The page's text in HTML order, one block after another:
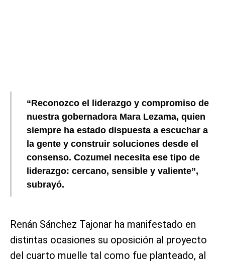
“Reconozco el liderazgo y compromiso de
nuestra gobernadora Mara Lezama, quien
siempre ha estado dispuesta a escuchar a
la gente y construir soluciones desde el
consenso. Cozumel necesita ese tipo de
liderazgo: cercano, sensible y valiente”,
subrayó.
Renán Sánchez Tajonar ha manifestado en
distintas ocasiones su oposición al proyecto
del cuarto muelle tal como fue planteado, al